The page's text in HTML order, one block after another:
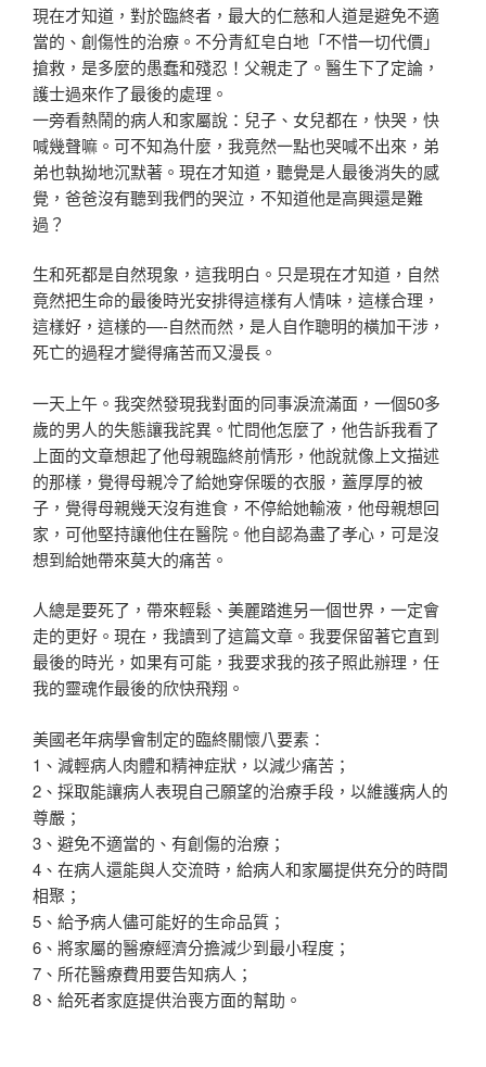
現在才知道，對於臨終者，最大的仁慈和人道是避免不適
當的、創傷性的治療。不分青紅皂白地「不惜一切代價」
搶救，是多麼的愚蠢和殘忍！父親走了。醫生下了定論，
護士過來作了最後的處理。
一旁看熱鬧的病人和家屬說：兒子、女兒都在，快哭，快
喊幾聲嘛。可不知為什麼，我竟然一點也哭喊不出來，弟
弟也執拗地沉默著。現在才知道，聽覺是人最後消失的感
覺，爸爸沒有聽到我們的哭泣，不知道他是高興還是難
過？
生和死都是自然現象，這我明白。只是現在才知道，自然
竟然把生命的最後時光安排得這樣有人情味，這樣合理，
這樣好，這樣的—-自然而然，是人自作聰明的橫加干涉，
死亡的過程才變得痛苦而又漫長。
一天上午。我突然發現我對面的同事淚流滿面，一個50多
歲的男人的失態讓我詫異。忙問他怎麼了，他告訴我看了
上面的文章想起了他母親臨終前情形，他說就像上文描述
的那樣，覺得母親冷了給她穿保暖的衣服，蓋厚厚的被
子，覺得母親幾天沒有進食，不停給她輸液，他母親想回
家，可他堅持讓他住在醫院。他自認為盡了孝心，可是沒
想到給她帶來莫大的痛苦。
人總是要死了，帶來輕鬆、美麗踏進另一個世界，一定會
走的更好。現在，我讀到了這篇文章。我要保留著它直到
最後的時光，如果有可能，我要求我的孩子照此辦理，任
我的靈魂作最後的欣快飛翔。
美國老年病學會制定的臨終關懷八要素：
1、減輕病人肉體和精神症狀，以減少痛苦；
2、採取能讓病人表現自己願望的治療手段，以維護病人的
尊嚴；
3、避免不適當的、有創傷的治療；
4、在病人還能與人交流時，給病人和家屬提供充分的時間
相聚；
5、給予病人儘可能好的生命品質；
6、將家屬的醫療經濟分擔減少到最小程度；
7、所花醫療費用要告知病人；
8、給死者家庭提供治喪方面的幫助。